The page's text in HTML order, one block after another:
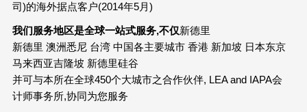
司)的海外据点客户(2014年5月)
我们服务地区是全球一站式服务,不仅新德里
新德里 澳洲悉尼 台湾 中国各主要城市 香港 新加坡 日本东京
马来西亚吉隆坡 新德里硅谷
并可与本所在全球450个大城市之合作伙伴, LEA and IAPA会
计师事务所,协同为您服务